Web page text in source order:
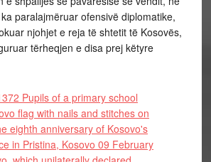
paralajmëruar ofensivë diplomatike,
njohjet e reja të shtetit të Kosovës,
tërheqjen e disa prej këtyre